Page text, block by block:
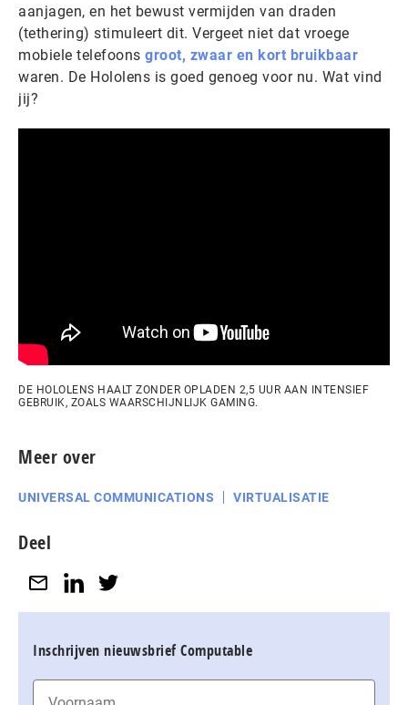
aanjagen, en het bewust vermijden van draden
(tethering) stimuleert dit. Vergeet niet dat vroege
mobiele telefoons groot, zwaar en kort bruikbaar
waren. De Hololens is goed genoeg voor nu. Wat vind
jij?
DE HOLOLENS HAALT ZONDER OPLADEN 2,5 UUR AAN INTENSIEF
GEBRUIK, ZOALS WAARSCHIJNLIJK GAMING.
Meer over
UNIVERSAL COMMUNICATIONS VIRTUALISATIE
Deel
Inschrijven nieuwsbrief Computable